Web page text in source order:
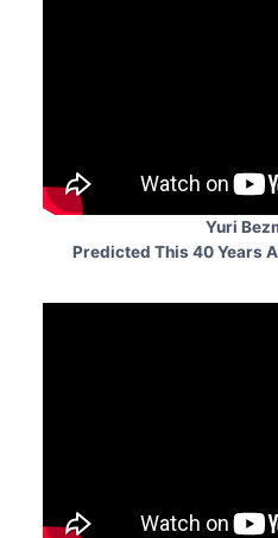
Yuri
Predicted This 40 Years